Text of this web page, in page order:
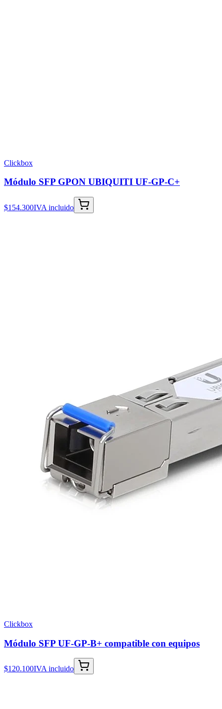
Clickbox
Módulo SFP GPON UBIQUITI UF-GP-C+
$154.300IVA incluido
Clickbox
Módulo SFP UF-GP-B+ compatible con equipos
$120.100IVA incluido